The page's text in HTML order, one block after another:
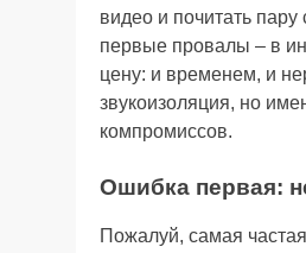
видео и почитать
первые провалы – в
цену: и временем, и
звукоизоляция, но
компромиссов.
Ошибка первая:
Пожалуй, самая